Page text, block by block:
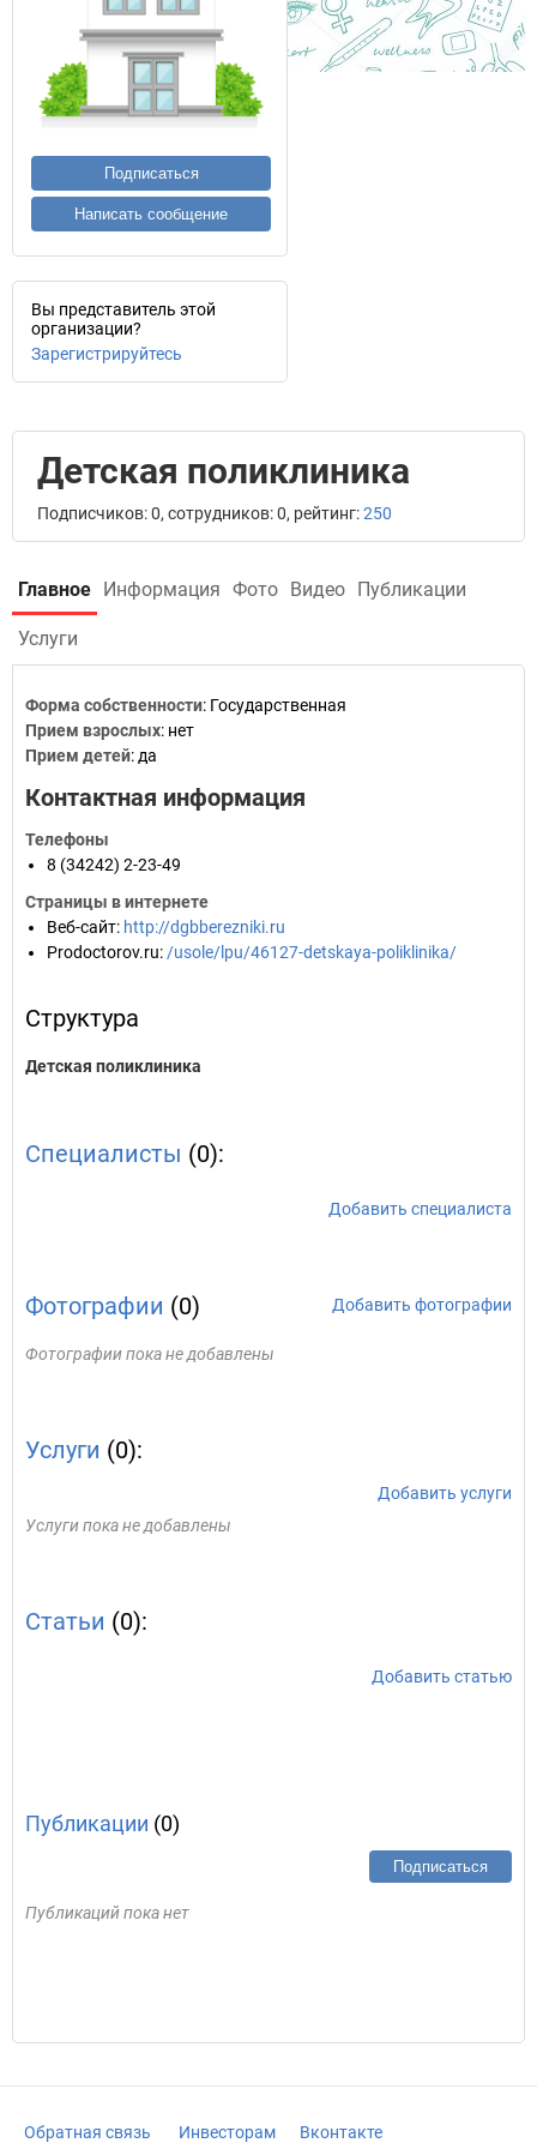
Подписаться
Написать сообщение
Вы представитель этой
организации?
Зарегистрируйтесь
Детская поликлиника
Подписчиков: 0, сотрудников: 0, рейтинг:250
Главное Информация Фото Видео Публикации
Услуги
Форма собственности: Государственная
Прием взрослых: нет
Прием детей: да
Контактная информация
Телефоны
8 (34242) 2-23-49
Страницы в интернете
Веб-сайт: http://dgbberezniki.ru
Prodoctorov.ru: /usole/lpu/46127-detskaya-poliklinika/
Структура
Детская поликлиника
Специалисты (0):
Добавить специалиста
Фотографии (0) Добавить фотографии
Фотографии пока не добавлены
Услуги (0):
Добавить услуги
Услуги пока не добавлены
Статьи (0):
Добавить статью
Публикации (0)
Подписаться
Публикаций пока нет
Обратная связь Инвесторам Вконтакте